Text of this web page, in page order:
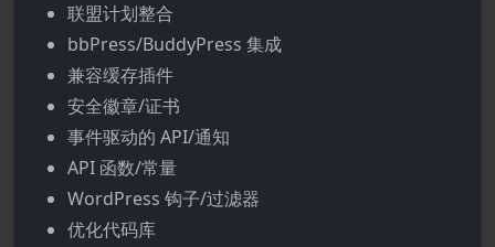
联盟计划整合
bbPress/BuddyPress 集成
兼容缓存插件
安全徽章/证书
事件驱动的 API/通知
API 函数/常量
WordPress 钩子/过滤器
优化代码库